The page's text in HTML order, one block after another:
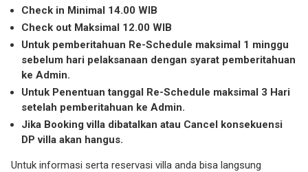
Check in Minimal 14.00 WIB
Check out Maksimal 12.00 WIB
Untuk pemberitahuan Re-Schedule maksimal 1 minggu
sebelum hari pelaksanaan dengan syarat pemberitahuan
ke Admin.
Untuk Penentuan tanggal Re-Schedule maksimal 3 Hari
setelah pemberitahuan ke Admin.
Jika Booking villa dibatalkan atau Cancel konsekuensi
DP villa akan hangus.
Untuk informasi serta reservasi villa anda bisa langsung